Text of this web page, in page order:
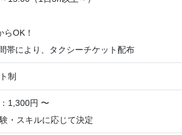
らOK！
帯により、タクシーチケット配布
制
1,300円 〜
・スキルに応じて決定